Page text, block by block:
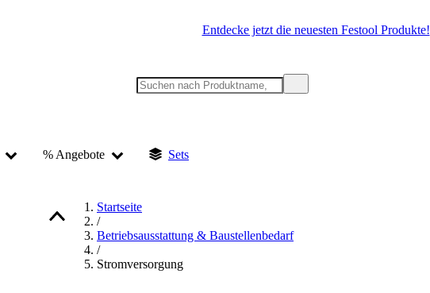
Entdecke jetzt die neuesten Festool Produkte!
% Angebote Sets
Startseite
/
Betriebsausstattung & Baustellenbedarf
/
Stromversorgung